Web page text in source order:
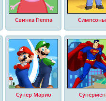
Свинка Пеппа Симпсоны
Супер Марио Супермен